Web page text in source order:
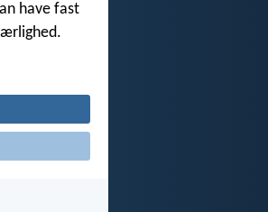
have fast